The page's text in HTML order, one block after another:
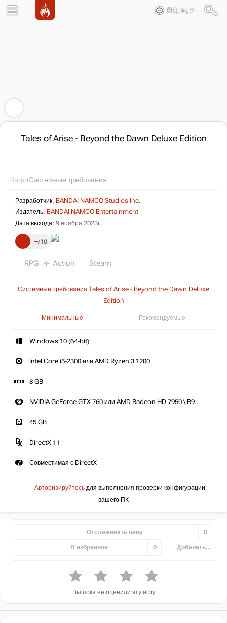
RU, ru, ₽
Tales of Arise - Beyond the Dawn Deluxe Edition
ИнфоСистемные требования
Разработчик: BANDAI NAMCO Studios Inc.
Издатель: BANDAI NAMCO Entertainment
Дата выхода: 9 ноября 2023г.
– 10
RPG Action Steam
Системные требования Tales of Arise - Beyond the Dawn Deluxe
Edition
Минимальные Рекомендуемые
Windows 10 (64-bit)
Intel Core i5-2300 или AMD Ryzen 3 1200
8 GB
NVIDIA GeForce GTX 760 или AMD Radeon HD 7950 \ R9
45 GB
DirectX 11
Совместимая с DirectX
Авторизируйтесь для выполнения проверки конфигурации
вашего ПК
Отслеживать цену 0
В избранное 0 Добавить...
Вы пока не оценили эту игру